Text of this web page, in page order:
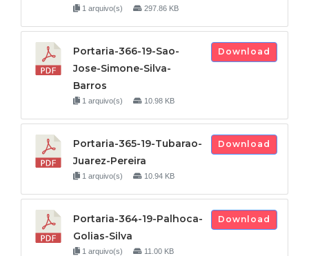
1 arquivo(s) 297.86 KB
Portaria-366-19-Sao-
Jose-Simone-Silva-
Barros
1 arquivo(s) 10.98 KB
Download
Portaria-365-19-Tubarao-
Juarez-Pereira
1 arquivo(s) 10.94 KB
Download
Portaria-364-19-Palhoca-
Golias-Silva
1 arquivo(s) 11.00 KB
Download